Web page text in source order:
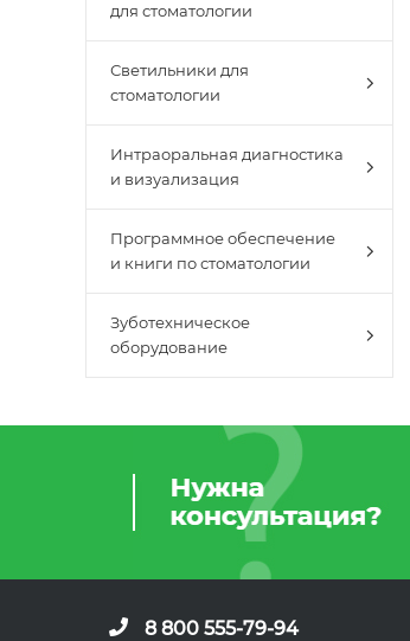
для стоматологии
Светильники для
стоматологии
Интраоральная диагностика
и визуализация
Программное обеспечение
и книги по стоматологии
Зуботехническое
оборудование
8 800 555-79-94